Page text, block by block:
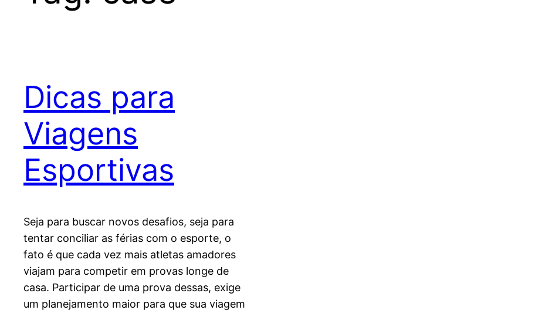
Dicas para
Viagens
Esportivas
Seja para buscar novos desafios, seja para
tentar conciliar as férias com o esporte, o
fato é que cada vez mais atletas amadores
viajam para competir em provas longe de
casa. Participar de uma prova dessas, exige
um planejamento maior para que sua viagem